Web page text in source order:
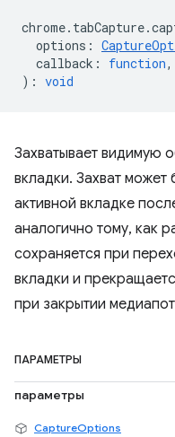
chrome. tabCapture.
options :
callback : function,
) : void
Захватывает видимую
вкладки. Захват может
активной вкладке
аналогично тому, как
сохраняется при
вкладки и
при закрытии
ПАРАМЕТРЫ
параметры
CaptureOptions